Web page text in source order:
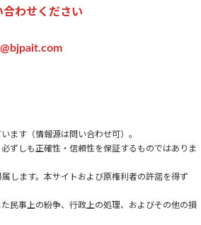
わせください
ます（情報源は問い合わせ可）。
ずしも正確性・信頼性を保証するものではありま
します。本サイトおよび原権利者の許諾を得ず
民事上の紛争、行政上の処理、およびその他の損